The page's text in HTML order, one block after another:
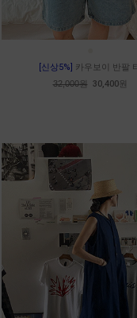
[신상5%] 카우보이 반팔 티
32,000원 30,400원